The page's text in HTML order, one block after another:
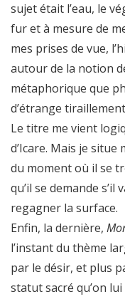
sujet était l’eau, le
fur et à mesure de
mes prises de vue,
autour de la notion
métaphorique que
d’étrange
Le titre me vient
d’Icare. Mais je
du moment où il se
qu’il se demande s’il
regagner la surface.
Enfin, la dernière,
l’instant du thème
par le désir, et plus
statut sacré qu’on